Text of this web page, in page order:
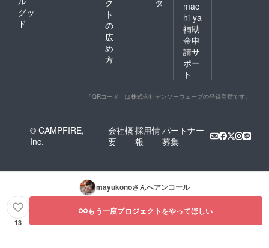
グッ
ド
ト
の
広
め
方
mac
hi-ya
補助
金申
請サ
ポー
ト
「QRコード」は株式会社デンソーウェーブの登録商標です。
© CAMPFIRE,
Inc.
会社概
要
採用情
報
パートナー
募集
mayukonoさんへアンコール
13
もう一度プロジェクトをやってほしい